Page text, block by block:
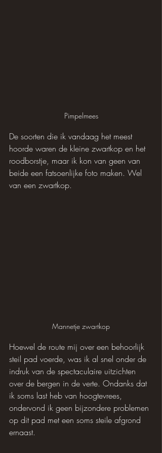
Pimpelmees
De soorten die ik vandaag het meest
hoorde waren de kleine zwartkop en het
roodborstje, maar ik kon van geen van
beide een fatsoenlijke foto maken. Wel
van een zwartkop.
Mannetje zwartkop
Hoewel de route mij over een behoorlijk
steil pad voerde, was ik al snel onder de
indruk van de spectaculaire uitzichten
over de bergen in de verte. Ondanks dat
ik soms last heb van hoogtevrees,
ondervond ik geen bijzondere problemen
op dit pad met een soms steile afgrond
ernaast.